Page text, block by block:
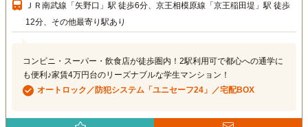
ＪＲ南武線「矢野口」駅 徒歩6分、京王相模原線「京王稲田堤」駅 徒歩
12分、その他最寄り駅あり
コンビニ・スーパー・飲食店が徒歩圏内！2駅利用可で都心への通学に
も便利♪家賃4万円台のリーズナブルな学生マンション！
オートロック／防犯システム「ユニセーフ24」／宅配BOX